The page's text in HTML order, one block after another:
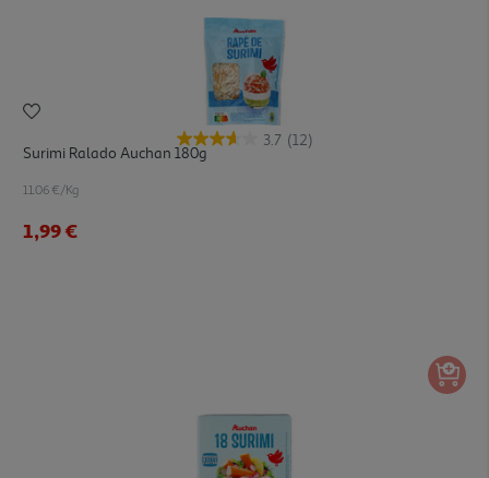
3.7 (12)
Surimi Ralado Auchan 180g
11.06 €/Kg
1,99 €